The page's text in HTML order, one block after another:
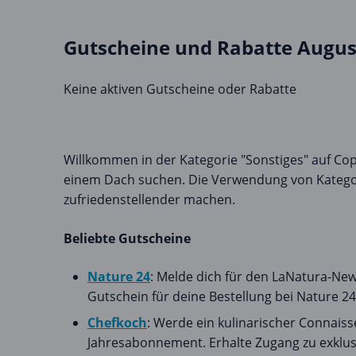
Gutscheine und Rabatte
Keine aktiven Gutscheine oder Rabatte
Willkommen in der Kategorie "Sonstiges" auf
einem Dach suchen. Die Verwendung von
zufriedenstellender machen.
Beliebte Gutscheine
Nature 24: Melde dich für den LaNatura-
Gutschein für deine Bestellung bei Nature
Chefkoch: Werde ein kulinarischer
Jahresabonnement. Erhalte Zugang zu